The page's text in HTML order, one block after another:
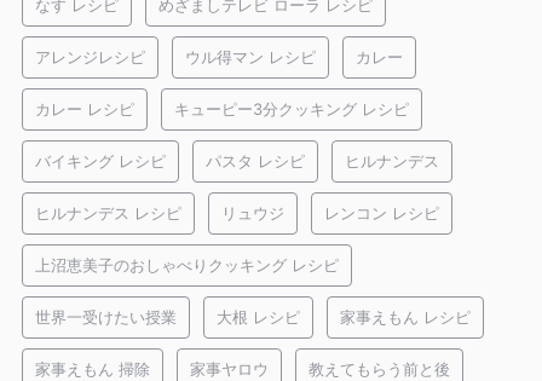
なす レシピ めざましテレビ ローラ レシピ
アレンジレシピ ウル得マン レシピ カレー
カレー レシピ キューピー3分クッキング レシピ
バイキング レシピ パスタ レシピ ヒルナンデス
ヒルナンデス レシピ リュウジ レンコン レシピ
上沼恵美子のおしゃべりクッキング レシピ
世界一受けたい授業 大根 レシピ 家事えもん レシピ
家事えもん 掃除 家事ヤロウ 教えてもらう前と後